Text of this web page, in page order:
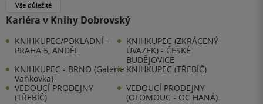
Vše důležité
Kariéra v Knihy Dobrovský
KNIHKUPEC/POKLADNÍ -
PRAHA 5, ANDĚL
KNIHKUPEC (ZKRÁCENÝ
ÚVAZEK) - ČESKÉ
BUDĚJOVICE
KNIHKUPEC - BRNO (Galerie
Vaňkovka)
KNIHKUPEC (TŘEBÍČ)
VEDOUCÍ PRODEJNY
(TŘEBÍČ)
VEDOUCÍ PRODEJNY
(OLOMOUC - OC HANÁ)